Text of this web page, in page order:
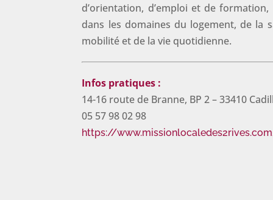
d’orientation, d’emploi et de formation,
dans les domaines du logement, de la
mobilité et de la vie quotidienne.
Infos pratiques :
14-16 route de Branne, BP 2 – 33410
05 57 98 02 98
https://